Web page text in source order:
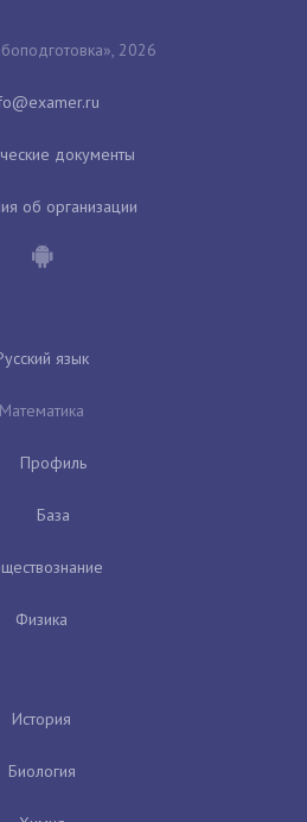
2026
документы
об организации
язык
Математика
Профиль
База
Физика
История
Биология